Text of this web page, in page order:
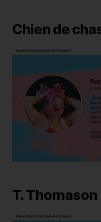
Chien de
T. Thomason